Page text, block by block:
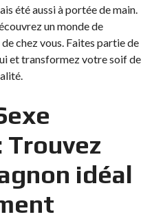
été aussi à portée de main.
un monde de
chez vous. Faites partie de
et transformez votre soif de
Trouvez
idéal